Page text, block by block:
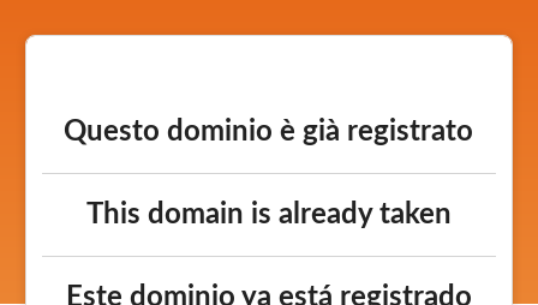
Questo dominio è già registrato
This domain is already taken
Este dominio ya está registrado